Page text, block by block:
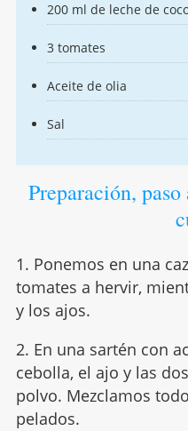
200 ml de leche de
3 tomates
Aceite de olia
Sal
Preparación,
1. Ponemos en una
tomates a hervir,
y los ajos.
2. En una sartén con
cebolla, el ajo y las
polvo. Mezclamos
pelados.